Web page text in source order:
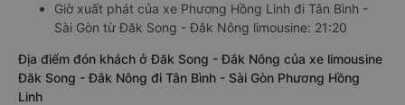
Giờ xuất phát của xe Phương Hồng Linh đi Tân Bình -
Sài Gòn từ Đăk Song - Đắk Nông limousine: 21:20
Địa điểm đón khách ở Đăk Song - Đắk Nông của xe limousine
Đăk Song - Đắk Nông đi Tân Bình - Sài Gòn Phương Hồng
Linh